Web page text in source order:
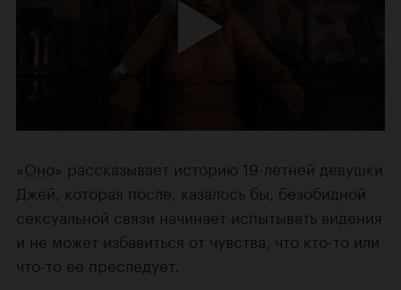
«Оно» рассказывает историю 19-летней девушки
Джей, которая после, казалось бы, безобидной
сексуальной связи начинает испытывать видения
и не может избавиться от чувства, что кто-то или
что-то ее преследует.